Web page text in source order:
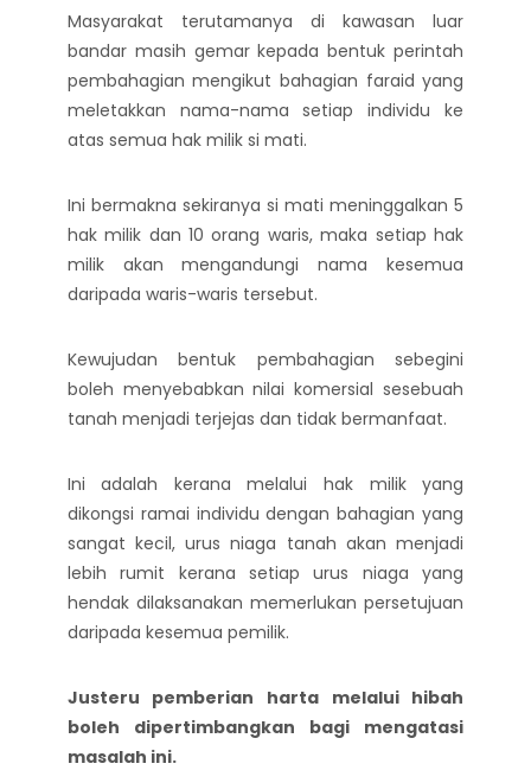
Masyarakat terutamanya di kawasan luar
bandar masih gemar kepada bentuk perintah
pembahagian mengikut bahagian faraid yang
meletakkan nama-nama setiap individu ke
atas semua hak milik si mati.
Ini bermakna sekiranya si mati meninggalkan 5
hak milik dan 10 orang waris, maka setiap hak
milik akan mengandungi nama kesemua
daripada waris-waris tersebut.
Kewujudan bentuk pembahagian sebegini
boleh menyebabkan nilai komersial sesebuah
tanah menjadi terjejas dan tidak bermanfaat.
Ini adalah kerana melalui hak milik yang
dikongsi ramai individu dengan bahagian yang
sangat kecil, urus niaga tanah akan menjadi
lebih rumit kerana setiap urus niaga yang
hendak dilaksanakan memerlukan persetujuan
daripada kesemua pemilik.
Justeru pemberian harta melalui hibah
boleh dipertimbangkan bagi mengatasi
masalah ini.